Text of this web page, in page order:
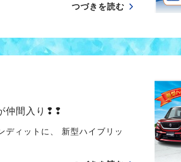
つづきを読む
仲間入り❢❢
ィットに、 新型ハイブリッ